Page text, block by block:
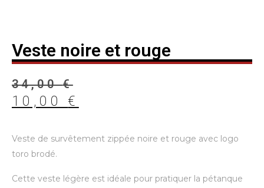
Veste noire et rouge
34,00€
10,00€
Veste de survêtement zippée noire et rouge avec logo
toro brodé.
Cette veste légère est idéale pour pratiquer la pétanque